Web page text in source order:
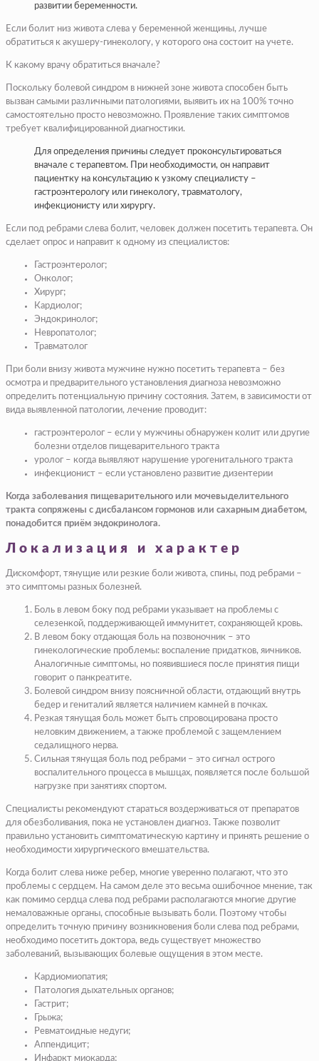
развитии беременности.
Если болит низ живота слева у беременной женщины, лучше
обратиться к акушеру-гинекологу, у которого она состоит на учете.
К какому врачу обратиться вначале?
Поскольку болевой синдром в нижней зоне живота способен быть
вызван самыми различными патологиями, выявить их на 100% точно
самостоятельно просто невозможно. Проявление таких симптомов
требует квалифицированной диагностики.
Для определения причины следует проконсультироваться
вначале с терапевтом. При необходимости, он направит
пациентку на консультацию к узкому специалисту –
гастроэнтерологу или гинекологу, травматологу,
инфекционисту или хирургу.
Если под ребрами слева болит, человек должен посетить терапевта. Он
сделает опрос и направит к одному из специалистов:
Гастроэнтеролог;
Онколог;
Хирург;
Кардиолог;
Эндокринолог;
Невропатолог;
Травматолог
При боли внизу живота мужчине нужно посетить терапевта – без
осмотра и предварительного установления диагноза невозможно
определить потенциальную причину состояния. Затем, в зависимости от
вида выявленной патологии, лечение проводит:
гастроэнтеролог – если у мужчины обнаружен колит или другие
болезни отделов пищеварительного тракта
уролог – когда выявляют нарушение урогенитального тракта
инфекционист – если установлено развитие дизентерии
Когда заболевания пищеварительного или мочевыделительного
тракта сопряжены с дисбалансом гормонов или сахарным диабетом,
понадобится приём эндокринолога.
Локализация и характер
Дискомфорт, тянущие или резкие боли живота, спины, под ребрами –
это симптомы разных болезней.
Боль в левом боку под ребрами указывает на проблемы с
селезенкой, поддерживающей иммунитет, сохраняющей кровь.
В левом боку отдающая боль на позвоночник – это
гинекологические проблемы: воспаление придатков, яичников.
Аналогичные симптомы, но появившиеся после принятия пищи
говорит о панкреатите.
Болевой синдром внизу поясничной области, отдающий внутрь
бедер и гениталий является наличием камней в почках.
Резкая тянущая боль может быть спровоцирована просто
неловким движением, а также проблемой с защемлением
седалищного нерва.
Сильная тянущая боль под ребрами – это сигнал острого
воспалительного процесса в мышцах, появляется после большой
нагрузке при занятиях спортом.
Специалисты рекомендуют стараться воздерживаться от препаратов
для обезболивания, пока не установлен диагноз. Также позволит
правильно установить симптоматическую картину и принять решение о
необходимости хирургического вмешательства.
Когда болит слева ниже ребер, многие уверенно полагают, что это
проблемы с сердцем. На самом деле это весьма ошибочное мнение, так
как помимо сердца слева под ребрами располагаются многие другие
немаловажные органы, способные вызывать боли. Поэтому чтобы
определить точную причину возникновения боли слева под ребрами,
необходимо посетить доктора, ведь существует множество
заболеваний, вызывающих болевые ощущения в этом месте.
Кардиомиопатия;
Патология дыхательных органов;
Гастрит;
Грыжа;
Ревматоидные недуги;
Аппендицит;
Инфаркт миокарда;